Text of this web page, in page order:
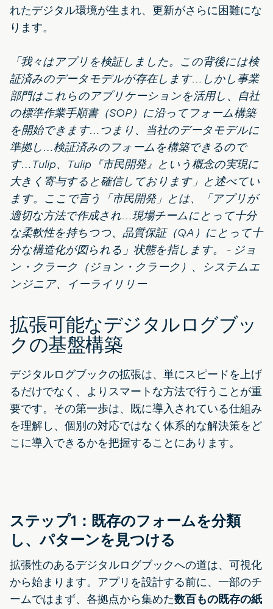
れたデジタル環境が生まれ、更新がさらに困難にな
ります。
「我々はアプリを検証しました。この背後には検
証済みのデータモデルが存在します…しかし事業
部門はこれらのアプリケーションを活用し、自社
の標準作業手順書（SOP）に沿ってフォーム構築
を開始できます…つまり、当社のデータモデルに
準拠し…検証済みのフォームを構築できるので
す…Tulip、Tulip『市民開発』という概念の実現に
大きく寄与すると確信しております」と述べてい
ます。ここで言う「市民開発」とは、「アプリが
適切な方法で作成され…現場チームにとって十分
な柔軟性を持ちつつ、品質保証（QA）にとって十
分な構造化が図られる」状態を指します。 - ジョ
ン・クラーク（ジョン・クラーク）、システムエ
ンジニア、イーライリリー
拡張可能なデジタルログブッ
クの基盤構築
デジタルログブックの拡張は、単にスピードを上げ
るだけでなく、よりスマートな方法で行うことが重
要です。その第一歩は、既に導入されている仕組み
を理解し、個別の対応ではなく体系的な解決策をど
こに導入できるかを把握することにあります。
ステップ1：既存のフォームを分類
し、パターンを見つける
拡張性のあるデジタルログブックへの道は、可視化
から始まります。アプリを設計する前に、一部のチ
ームではまず、各拠点から集めた数百もの既存の紙